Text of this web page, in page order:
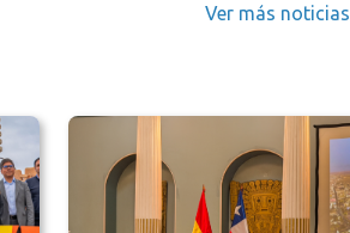
Ver más noticias